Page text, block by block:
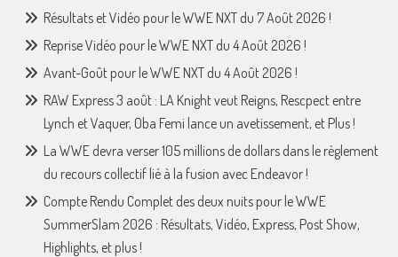
Résultats et Vidéo pour le WWE NXT du 7 Août 2026 !
Reprise Vidéo pour le WWE NXT du 4 Août 2026 !
Avant-Goût pour le WWE NXT du 4 Août 2026 !
RAW Express 3 août : LA Knight veut Reigns, Rescpect entre
Lynch et Vaquer, Oba Femi lance un avetissement, et Plus !
La WWE devra verser 105 millions de dollars dans le règlement
du recours collectif lié à la fusion avec Endeavor !
Compte Rendu Complet des deux nuits pour le WWE
SummerSlam 2026 : Résultats, Vidéo, Express, Post Show,
Highlights, et plus !